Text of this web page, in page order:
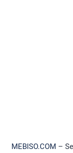
MEBISO.COM –